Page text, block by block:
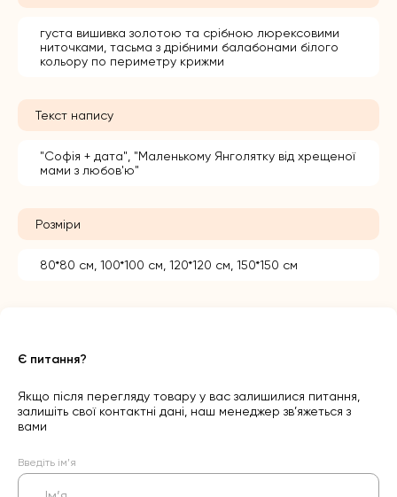
густа вишивка золотою та срібною люрексовими
ниточками, тасьма з дрібними балабонами білого
кольору по периметру крижми
Текст напису
"Софія + дата", "Маленькому Янголятку від хрещеної
мами з любов'ю"
Розміри
80*80 см, 100*100 см, 120*120 см, 150*150 см
Є питання?
Якщо після перегляду товару у вас залишилися питання,
залишіть свої контактні дані, наш менеджер зв’яжеться з
вами
Введіть ім’я